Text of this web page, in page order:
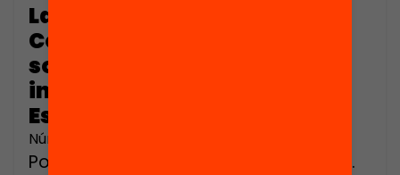
La imaginación política.
Contribución al análisis
sociológico de los
intelectuales políticos en la
España actual (part 4)
Número de páginas: 854
Podeu descarregar el PDF sencer aquí.